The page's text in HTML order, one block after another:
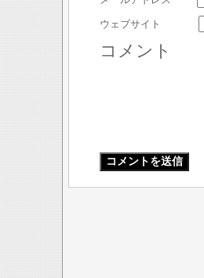
ウェブサイト
コメント